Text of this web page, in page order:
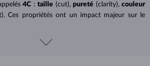
4C : taille (cut), pureté (clarity), couleur
Ces propriétés ont un impact majeur sur le